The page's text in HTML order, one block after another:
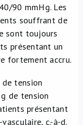
90 mmHg. Les
souffrant de
sont toujours
présentant un
fortement accru.
tension
de tension
présentant
c.-à-d.